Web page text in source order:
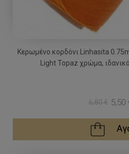
Κερωμένο κορδόνι Linhasita
Light Topaz χρώμα, ιδανικό
6,80 € 5,50